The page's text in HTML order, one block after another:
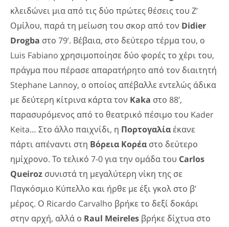
κλειδώνει μια από τις δύο πρώτες θέσεις του Ζ’
Ομίλου, παρά τη μείωση του σκορ από τον Didier
Drogba στο 79’. Βέβαια, στο δεύτερο τέρμα του, ο
Luis Fabiano χρησιμοποίησε δύο φορές το χέρι του,
πράγμα που πέρασε απαρατήρητο από τον διαιτητή
Stephane Lannoy, ο οποίος απέβαλλε εντελώς άδικα
με δεύτερη κίτρινα κάρτα τον Kaka στο 88’,
παρασυρόμενος από το θεατρικό πέσιμο του Kader
Keita… Στο άλλο παιχνίδι, η Πορτογαλίαέκανε
πάρτι απέναντι στη Βόρεια Κορέα στο δεύτερο
ημίχρονο. Το τελικό 7-0 για την ομάδα του Carlos
Queiroz συνιστά τη μεγαλύτερη νίκη της σε
Παγκόσμιο Κύπελλο και ήρθε με έξι γκολ στο β’
μέρος. Ο Ricardo Carvalho βρήκε το δεξί δοκάρι
στην αρχή, αλλά ο Raul Meireles βρήκε δίχτυα στο